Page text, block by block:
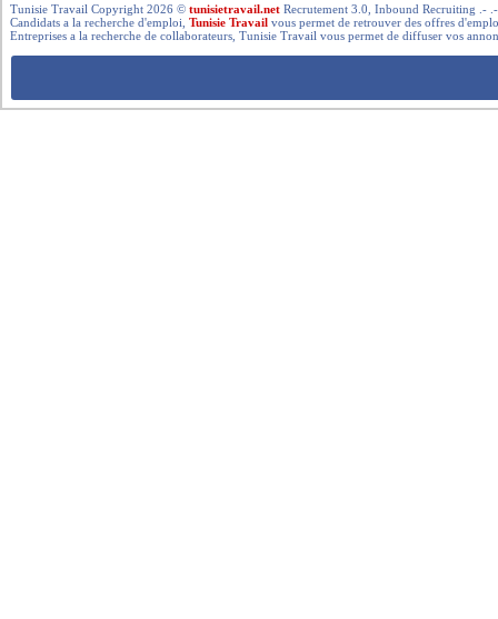
Tunisie Travail Copyright 2026 ©tunisietravail.net Recrutement 3.0, Inbound Recruiting .-
Candidats a la recherche d'emploi,Tunisie Travail vous permet de retrouver des offres
Entreprises a la recherche de collaborateurs, Tunisie Travail vous permet de diffuser vos